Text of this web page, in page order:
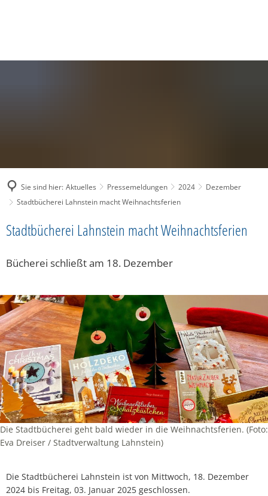
Sie sind hier: Aktuelles Pressemeldungen 2024
Dezember
Stadtbücherei Lahnstein macht Weihnachtsferien
Stadtbücherei Lahnstein macht Weihnachtsferien
Bücherei schließt am 18. Dezember
Die Stadtbücherei geht bald wieder in die Weihnachtsferien. (Foto:
Eva Dreiser / Stadtverwaltung Lahnstein)
Die Stadtbücherei Lahnstein ist von Mittwoch, 18. Dezember
2024 bis Freitag, 03. Januar 2025 geschlossen.